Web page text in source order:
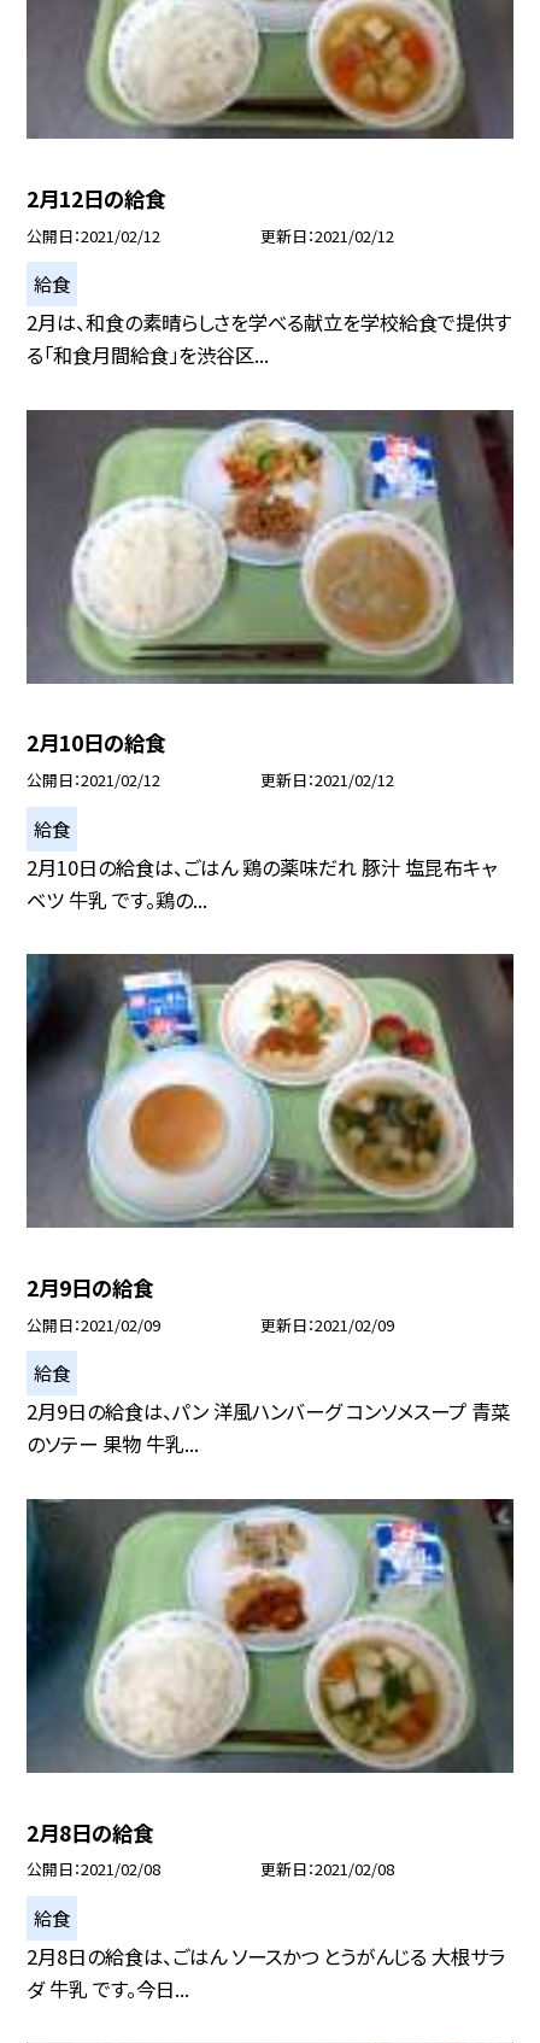
2月12日の給食
公開日 2021/02/12 更新日 2021/02/12
給食
2月は、和食の素晴らしさを学べる献立を学校給食で提供す
る「和食月間給食」を渋谷区...
2月10日の給食
公開日 2021/02/12 更新日 2021/02/12
給食
2月10日の給食は、ごはん 鶏の薬味だれ 豚汁 塩昆布キャ
ベツ 牛乳 です。鶏の...
2月9日の給食
公開日 2021/02/09 更新日 2021/02/09
給食
2月9日の給食は、パン 洋風ハンバーグ コンソメスープ 青菜
のソテー 果物 牛乳...
2月8日の給食
公開日 2021/02/08 更新日 2021/02/08
給食
2月8日の給食は、ごはん ソースかつ とうがんじる 大根サラ
ダ 牛乳 です。今日...